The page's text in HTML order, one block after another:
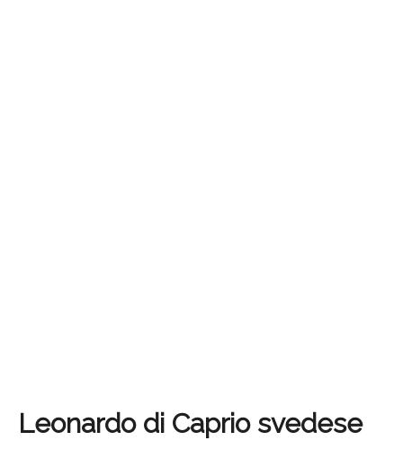
Leonardo di Caprio svedese